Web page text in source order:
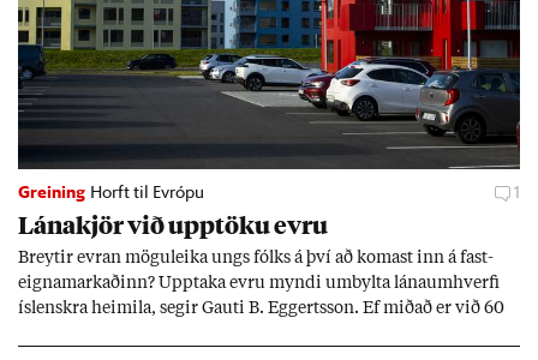
Greining Horft til Evrópu 1
Lána­kjör við upp­töku evru
Breyt­ir evr­an mögu­leika ungs fólks á því að kom­ast inn á fast­
eigna­mark­að­inn? Upp­taka evru myndi um­bylta lánaum­hverfi
ís­lenskra heim­ila, seg­ir Gauti B. Eggerts­son. Ef mið­að er við 60